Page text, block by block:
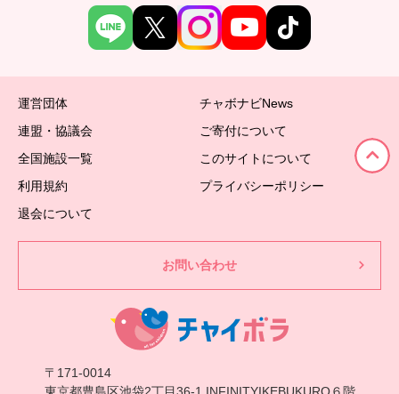
運営団体
チャボナビNews
連盟・協議会
ご寄付について
全国施設一覧
このサイトについて
利用規約
プライバシーポリシー
退会について
お問い合わせ
〒171-0014
東京都豊島区池袋2丁目36-1 INFINITYIKEBUKURO６階